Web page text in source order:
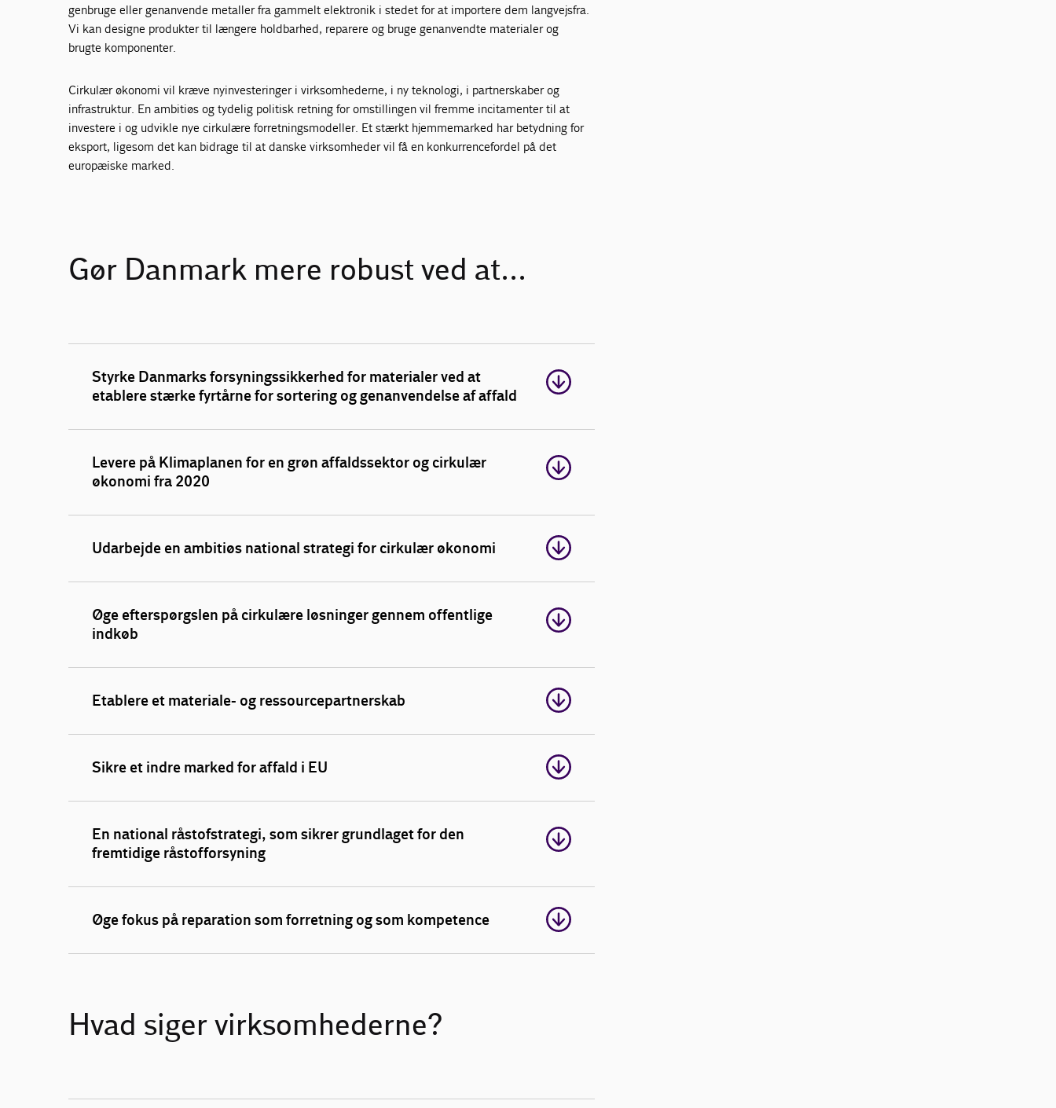
genbruge eller genanvende metaller fra gammelt elektronik i stedet for at importere dem langvejsfra.
Vi kan designe produkter til længere holdbarhed, reparere og bruge genanvendte materialer og
brugte komponenter.
Cirkulær økonomi vil kræve nyinvesteringer i virksomhederne, i ny teknologi, i partnerskaber og
infrastruktur. En ambitiøs og tydelig politisk retning for omstillingen vil fremme incitamenter til at
investere i og udvikle nye cirkulære forretningsmodeller. Et stærkt hjemmemarked har betydning for
eksport, ligesom det kan bidrage til at danske virksomheder vil få en konkurrencefordel på det
europæiske marked.
Gør Danmark mere robust ved at...
Styrke Danmarks forsyningssikkerhed for materialer ved at
etablere stærke fyrtårne for sortering og genanvendelse af affald
Levere på Klimaplanen for en grøn affaldssektor og cirkulær
økonomi fra 2020
Udarbejde en ambitiøs national strategi for cirkulær økonomi
Øge efterspørgslen på cirkulære løsninger gennem offentlige
indkøb
Etablere et materiale- og ressourcepartnerskab
Sikre et indre marked for affald i EU
En national råstofstrategi, som sikrer grundlaget for den
fremtidige råstofforsyning
Øge fokus på reparation som forretning og som kompetence
Hvad siger virksomhederne?